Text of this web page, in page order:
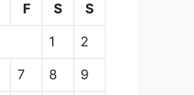
F S S
1 2
7 8 9